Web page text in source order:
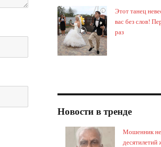
i
Этот танец
вас без слов!
раз
Новости в тренде
Мошенник
десятилетий